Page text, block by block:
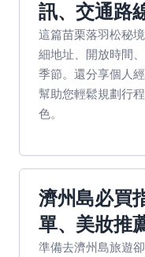
訊、交通路
這篇苗栗落羽松秘
細地址、開放時間
季節。還分享個人
幫助您輕鬆規劃行
色。
濟州島必買
單、美妝推
準備去濟州島旅遊